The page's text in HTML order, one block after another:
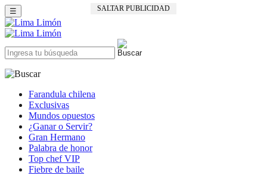
SALTAR PUBLICIDAD
☰
Farandula chilena
Exclusivas
Mundos opuestos
¿Ganar o Servir?
Gran Hermano
Palabra de honor
Top chef VIP
Fiebre de baile